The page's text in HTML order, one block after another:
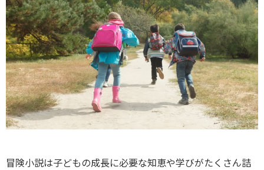
冒険小説は子どもの成長に必要な知恵や学びがたくさん詰